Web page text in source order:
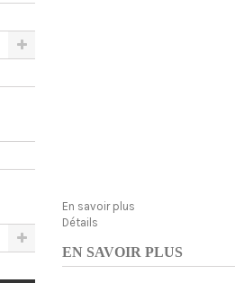
En savoir plus
Détails
EN SAVOIR PLUS